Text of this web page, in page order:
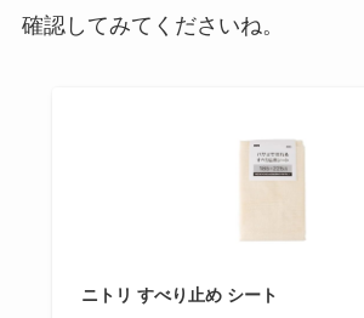
確認してみてくださいね。
ニトリ すべり止め シート